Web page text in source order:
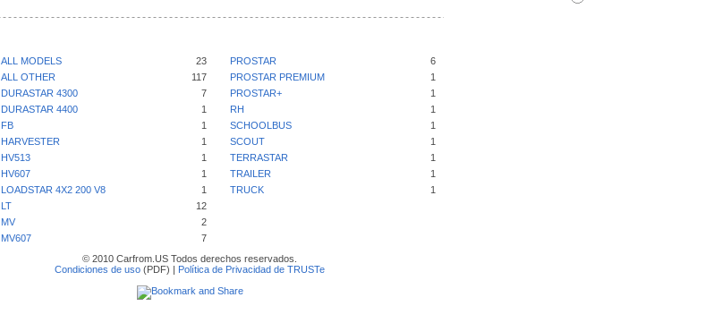
ALL MODELS 23 PROSTAR
6
ALL OTHER 117 PROSTAR PREMIUM
1
DURASTAR 4300 7 PROSTAR+
1
DURASTAR 4400 1 RH
1
FB 1 SCHOOLBUS
1
HARVESTER 1 SCOUT
1
HV513 1 TERRASTAR
1
HV607 1 TRAILER
1
LOADSTAR 4X2 200 V8 1 TRUCK
1
LT
12
MV
2
MV607 7
© 2010 Carfrom.US Todos derechos reservados.
Condiciones de uso (PDF) | Política de Privacidad de TRUSTe